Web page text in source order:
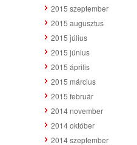
2015 szeptember
2015 augusztus
2015 július
2015 június
2015 április
2015 március
2015 február
2014 november
2014 október
2014 szeptember